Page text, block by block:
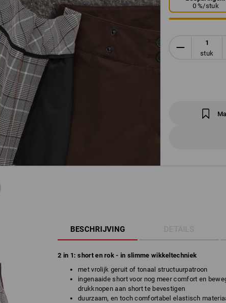
0%/stuk
stuk
BESCHRIJVING DETAILS
2 in 1: short en rok - in slimme wikkeltechniek
met vrolijk geruit of tonaal structuurpatroon
ingenaaide short voor nog meer comfort en
drukknopen aan short te bevestigen
duurzaam, en toch comfortabel elastisch